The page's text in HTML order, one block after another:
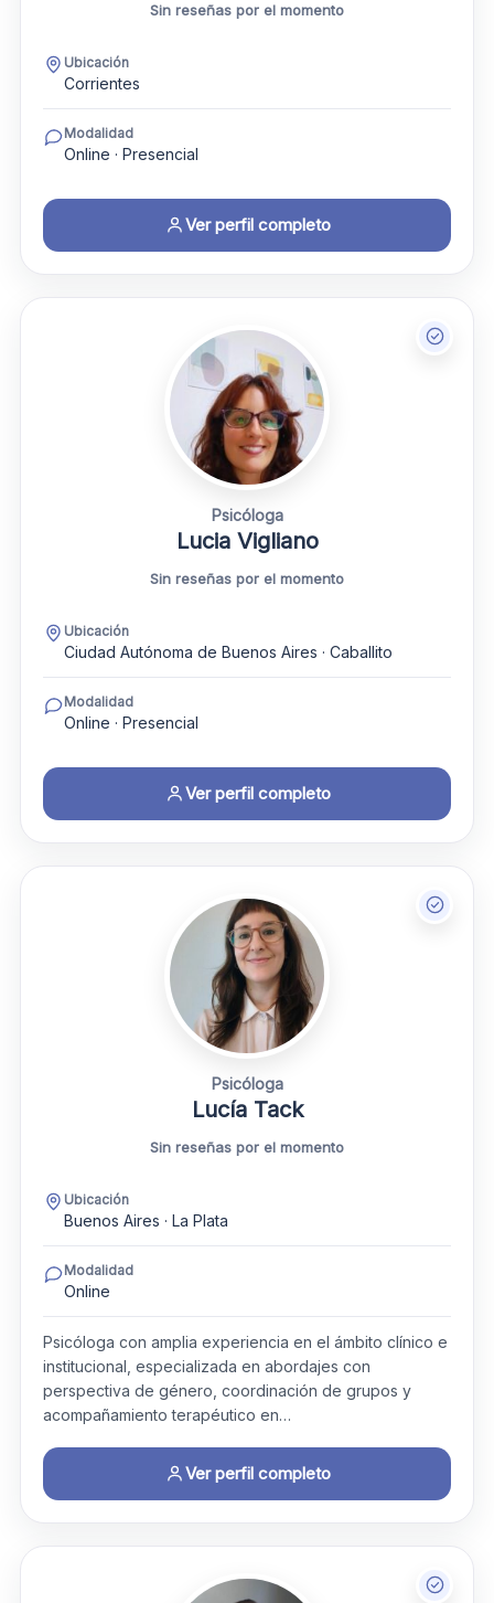
Sin reseñas por el momento
Ubicación
Corrientes
Modalidad
Online · Presencial
Ver perfil completo
Psicóloga
Lucia Vigliano
Sin reseñas por el momento
Ubicación
Ciudad Autónoma de Buenos Aires · Caballito
Modalidad
Online · Presencial
Ver perfil completo
Psicóloga
Lucía Tack
Sin reseñas por el momento
Ubicación
Buenos Aires · La Plata
Modalidad
Online
Psicóloga con amplia experiencia en el ámbito clínico e
institucional, especializada en abordajes con
perspectiva de género, coordinación de grupos y
acompañamiento terapéutico en…
Ver perfil completo